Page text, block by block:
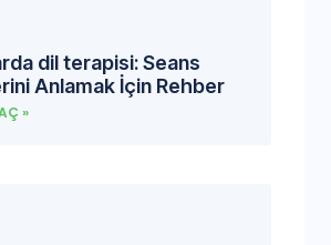
dil terapisi: Seans
Anlamak İçin Rehber
»